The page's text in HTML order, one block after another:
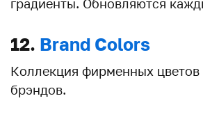
градиенты. Обновляются
12. Brand Colors
Коллекция фирменных
брэндов.